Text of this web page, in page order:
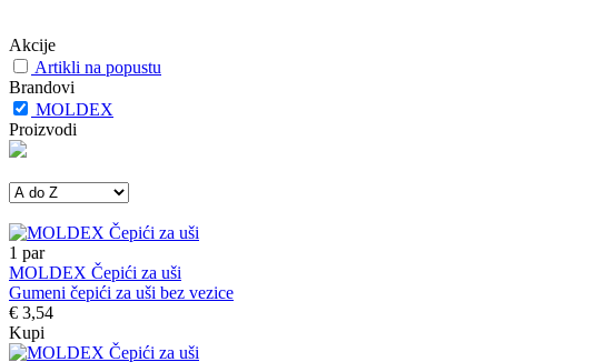
Akcije
Artikli na popustu
Brandovi
MOLDEX
Proizvodi
1 par
MOLDEX Čepići za uši
Gumeni čepići za uši bez vezice
€ 3,54
Kupi